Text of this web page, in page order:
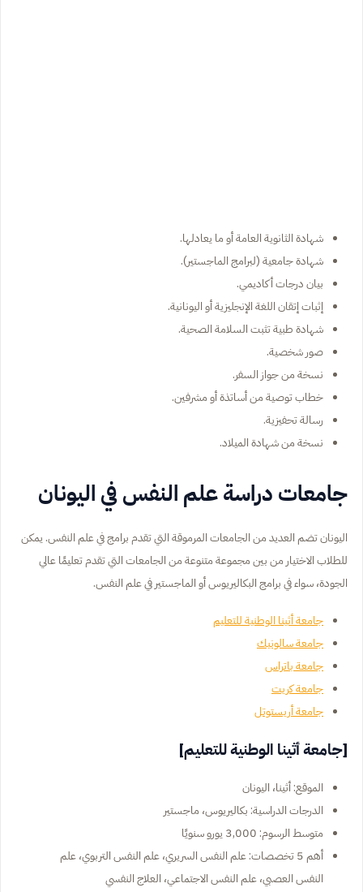
شهادة الثانوية العامة أو ما يعادلها.
شهادة جامعية (لبرامج الماجستير).
بيان درجات أكاديمي.
إثبات إتقان اللغة الإنجليزية أو اليونانية.
شهادة طبية تثبت السلامة الصحية.
صور شخصية.
نسخة من جواز السفر.
خطاب توصية من أساتذة أو مشرفين.
رسالة تحفيزية.
نسخة من شهادة الميلاد.
جامعات دراسة علم النفس في اليونان
اليونان تضم العديد من الجامعات المرموقة التي تقدم برامج في علم النفس. يمكن
للطلاب الاختيار من بين مجموعة متنوعة من الجامعات التي تقدم تعليمًا عالي
الجودة، سواء في برامج البكاليريوس أو الماجستير في علم النفس.
جامعة أثينا الوطنية للتعليم
جامعة سالونيك
جامعة باتراس
جامعة كريت
جامعة أريستوتل
[جامعة أثينا الوطنية للتعليم]
الموقع: أثينا، اليونان
الدرجات الدراسية: بكاليريوس، ماجستير
متوسط الرسوم: 3,000 يورو سنويًا
أهم 5 تخصصات: علم النفس السريري، علم النفس التربوي، علم
النفس العصبي، علم النفس الاجتماعي، العلاج النفسي